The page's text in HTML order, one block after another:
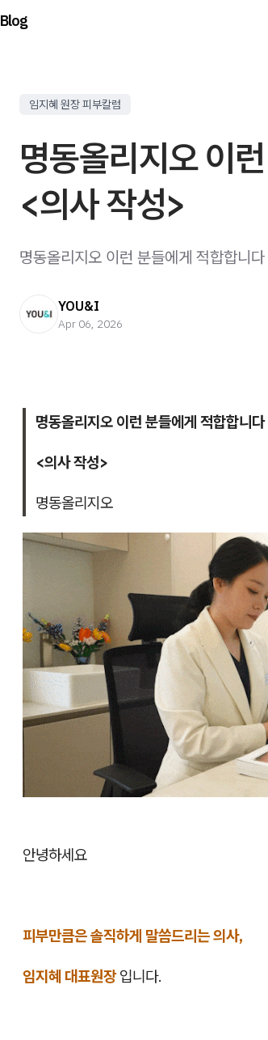
Blog
임지혜 원장 피부칼럼
명동올리지오 이
<의사 작성>
명동올리지오 이런 분들에게 적합합니
YOU&I
Apr 06, 2026
명동올리지오 이런 분들에게 적합합니다
<의사 작성>
명동올리지오
안녕하세요
피부만큼은 솔직하게 말씀드리는 의사,
임지혜 대표원장입니다.